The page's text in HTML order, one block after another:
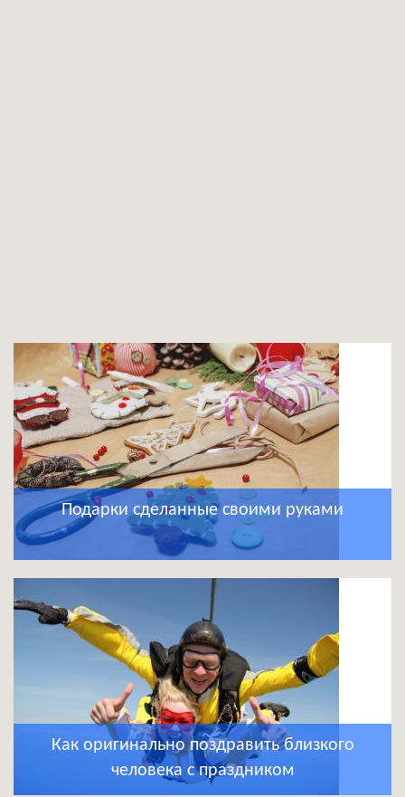
Подарки сделанные своими руками
Как оригинально поздравить близкого
человека с праздником